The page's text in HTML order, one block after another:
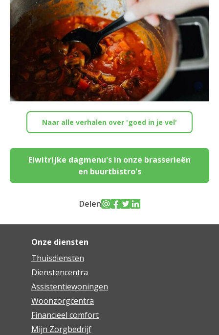
Naar alle verhalen over 'goed in je vel'
Eiwitrijke dagmenu's in onze brasserieën
en buurtbistro's
Delen
Onze diensten
Thuisdiensten
Dienstencentra
Assistentiewoningen
Woonzorgcentra
Financieel comfort
Mijn Zorgbedrijf